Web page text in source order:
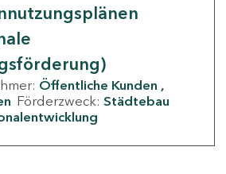
Öffentliche Kunden
Förderzweck: Städtebau